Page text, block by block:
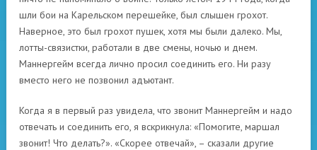
шли бои на Карельском перешейке, был слышен грохот.
Наверное, это был грохот пушек, хотя мы были далеко. Мы,
лотты-связистки, работали в две смены, ночью и днем.
Маннергейм всегда лично просил соединить его. Ни разу
вместо него не позвонил адъютант.
Когда я в первый раз увидела, что звонит Маннергейм и надо
отвечать и соединить его, я вскрикнула: «Помогите, маршал
звонит! Что делать?». «Скорее отвечай», – сказали другие